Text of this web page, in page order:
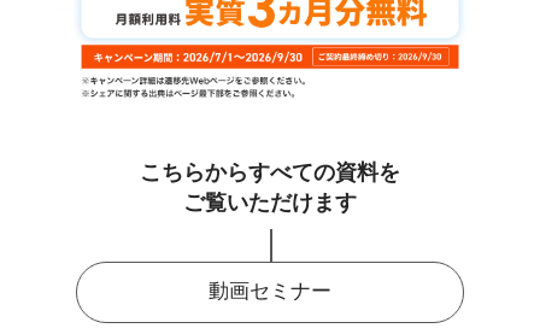
こちらからすべての資料を
ご覧いただけます
動画セミナー